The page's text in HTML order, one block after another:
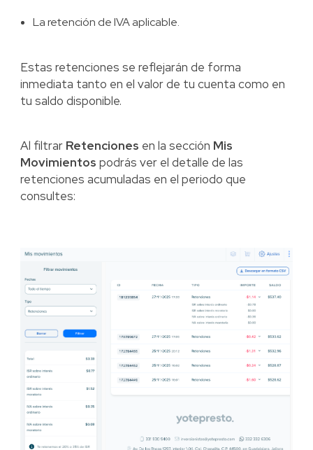
La retención de IVA aplicable.
Estas retenciones se reflejarán de forma
inmediata tanto en el valor de tu cuenta como en
tu saldo disponible.
Al filtrar Retenciones en la sección Mis
Movimientos podrás ver el detalle de las
retenciones acumuladas en el periodo que
consultes: